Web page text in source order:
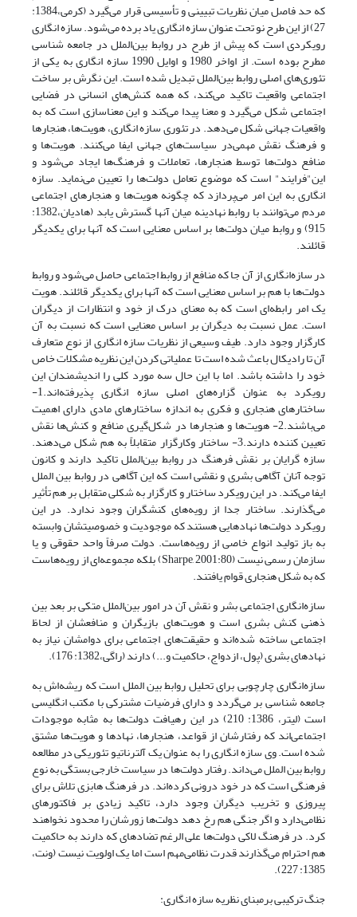
که حد فاصل میان نظریات تبیینی و تأسیسی قرار می‌گیرد (کرمی،1384:
27) از این طرح نو تحت عنوان سازه انگاری یاد برده می‌شود. سازه انگاری
رویکردی است که پیش از طرح در روابط بین‌الملل در جامعه شناسی
مطرح بوده است. از اواخر 1980 و اوایل 1990 سازه انگاری به یکی از
تئوری‌های اصلی روابط بین‌الملل تبدیل شده است. این نگرش بر ساخت
اجتماعی واقعیت تاکید می‌کند، که همه کنش‌های انسانی در فضایی
اجتماعی شکل می‌گیرد و معنا پیدا می‌کند و این معناسازی است که به
واقعیات جهانی شکل می‌دهد. در تئوری سازه انگاری، هویت‌ها، هنجارها
و فرهنگ نقش مهمی‌در سیاست‌های جهانی ایفا می‌کنند. هویت‌ها و
منافع دولت‌ها توسط هنجارها، تعاملات و فرهنگ‌ها ایجاد می‌شود و
این"فرایند" است که موضوع تعامل دولت‌ها را تعیین می‌نماید. سازه
انگاری به این امر می‌پردازد که چگونه هویت‌ها و هنجارهای اجتماعی
مردم می‌توانند با روابط نهادینه میان آنها گسترش یابد (هادیان،1382:
915) و روابط میان دولت‌ها بر اساس معنایی است که آنها برای یکدیگر
قائلند.
در سازه‌انگاری از آن جا که منافع از روابط اجتماعی حاصل می‌شود و روابط
دولت‌ها با هم بر اساس معنایی است که آنها برای یکدیگر قائلند. هویت
یک امر رابطه‌ای است که به معنای درک از خود و انتظارات از دیگران
است. عمل نسبت به دیگران بر اساس معنایی است که نسبت به آن
کارگزار وجود دارد. طیف وسیعی از نظریات سازه انگاری از نوع متعارف
آن تا رادیکال باعث شده است تا عملیاتی کردن این نظریه مشکلات خاص
خود را داشته باشد. اما با این حال سه مورد کلی را اندیشمندان این
رویکرد به عنوان گزاره‌های اصلی سازه انگاری پذیرفته‌اند.1-
ساختارهای هنجاری و فکری به اندازه ساختارهای مادی دارای اهمیت
می‌باشند.2- هویت‌ها و هنجارها در شکل‌گیری منافع و کنش‌ها نقش
تعیین کننده دارند.3- ساختار وکارگزار متقابلاً به هم شکل می‌دهند.
سازه گرایان بر نقش فرهنگ در روابط بین‌الملل تاکید دارند و کانون
توجه آنان آگاهی بشری و نقشی است که این آگاهی در روابط بین الملل
ایفا می‌کند. در این رویکرد ساختار و کارگزار به شکلی متقابل بر هم تأثیر
می‌گذارند. ساختار جدا از رویه‌های کنشگران وجود ندارد. در این
رویکرد دولت‌ها نهادهایی هستند که موجودیت و خصوصیتشان وابسته
به باز تولید انواع خاصی از رویه‌هاست. دولت صرفاً واحد حقوقی و یا
سازمان رسمی نیست (Sharpe, 2001:80) بلکه مجموعه‌ای از رویه‌هاست
که به شکل هنجاری قوام یافتند.
سازه‌انگاری اجتماعی بشر و نقش آن در امور بین‌الملل متکی بر بعد بین
ذهنی کنش بشری است و هویت‌های بازیگران و منافعشان از لحاظ
اجتماعی ساخته شده‌اند و حقیقت‌های اجتماعی برای دوامشان نیاز به
نهادهای بشری (پول، ازدواج، حاکمیت و...) دارند (راگی،1382: 176).
سازه‌انگاری چارچوبی برای تحلیل روابط بین الملل است که ریشه‌اش به
جامعه شناسی بر می‌گردد و دارای فرضیات مشترکی با مکتب انگلیسی
است (لیتر، 1386: 210) در این رهیافت دولت‌ها به مثابه موجودات
اجتماعی‌اند که رفتارشان از قواعد، هنجارها، نهادها و هویت‌ها مشتق
شده است. وی سازه انگاری را به عنوان یک آلترناتیو تئوریکی در مطالعه
روابط بین الملل می‌داند. رفتار دولت‌ها در سیاست خارجی بستگی به نوع
فرهنگی است که در خود درونی کرده‌اند. در فرهنگ هابزی تلاش برای
پیروزی و تخریب دیگران وجود دارد، تاکید زیادی بر فاکتورهای
نظامی‌دارد و اگر جنگی هم رخ دهد دولت‌ها زورشان را محدود نخواهند
کرد. در فرهنگ لاکی دولت‌ها علی الرغم تضادهای که دارند به حاکمیت
هم احترام می‌گذارند قدرت نظامی‌مهم است اما یک اولویت نیست (ونت،
1385: 227).
جنگ ترکیبی برمبنای نظریه سازه انگاری: